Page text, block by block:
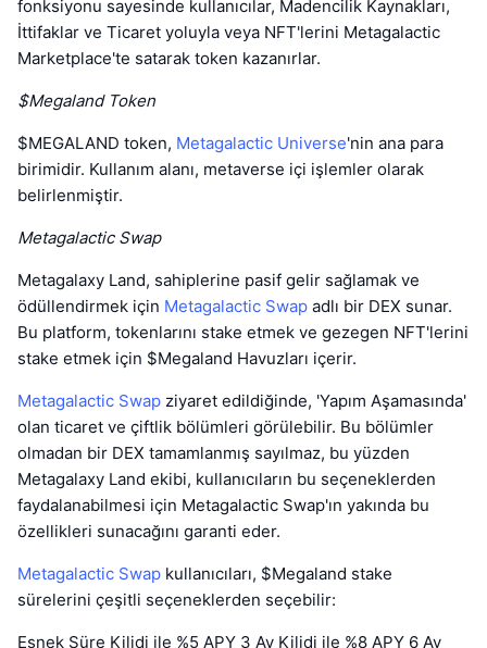
fonksiyonu sayesinde kullanıcılar, Madencilik Kaynakları,
İttifaklar ve Ticaret yoluyla veya NFT'lerini Metagalactic
Marketplace'te satarak token kazanırlar.
$Megaland Token
$MEGALAND token, Metagalactic Universe'nin ana para
birimidir. Kullanım alanı, metaverse içi işlemler olarak
belirlenmiştir.
Metagalactic Swap
Metagalaxy Land, sahiplerine pasif gelir sağlamak ve
ödüllendirmek için Metagalactic Swap adlı bir DEX sunar.
Bu platform, tokenlarını stake etmek ve gezegen NFT'lerini
stake etmek için $Megaland Havuzları içerir.
Metagalactic Swap ziyaret edildiğinde, 'Yapım Aşamasında'
olan ticaret ve çiftlik bölümleri görülebilir. Bu bölümler
olmadan bir DEX tamamlanmış sayılmaz, bu yüzden
Metagalaxy Land ekibi, kullanıcıların bu seçeneklerden
faydalanabilmesi için Metagalactic Swap'ın yakında bu
özellikleri sunacağını garanti eder.
Metagalactic Swap kullanıcıları, $Megaland stake
sürelerini çeşitli seçeneklerden seçebilir:
Esnek Süre Kilidi ile %5 APY 3 Ay Kilidi ile %8 APY 6 Ay